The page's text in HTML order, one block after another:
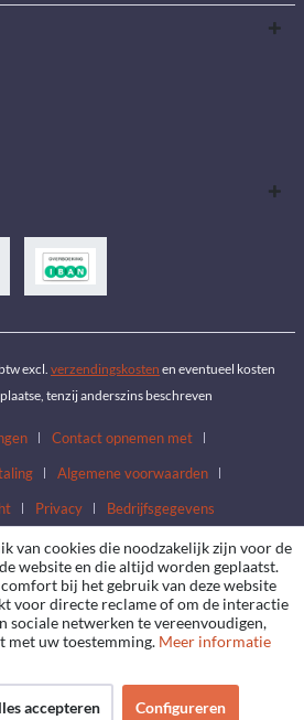
excl. verzendingskosten en eventueel kosten
tenzij anderszins beschreven
Contact opnemen met
Algemene voorwaarden
Privacy Bedrijfsgegevens
van cookies die noodzakelijk zijn voor de
website en die altijd worden geplaatst.
bij het gebruik van deze website
voor directe reclame of om de interactie
sociale netwerken te vereenvoudigen,
met uw toestemming. Meer informatie
accepteren Configureren